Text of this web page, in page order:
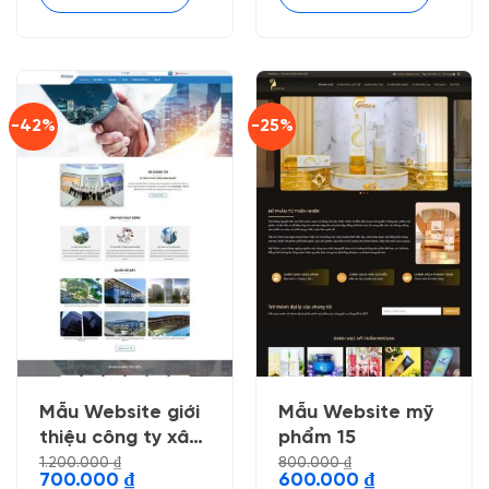
-42%
Mẫu Website giới
thiệu công ty xây
dựng 4
1.200.000₫
Giá
700.000 ₫Giá
-25%
Mẫu Website mỹ
phẩm 15
800.000₫
Giá
600.000 ₫Giá